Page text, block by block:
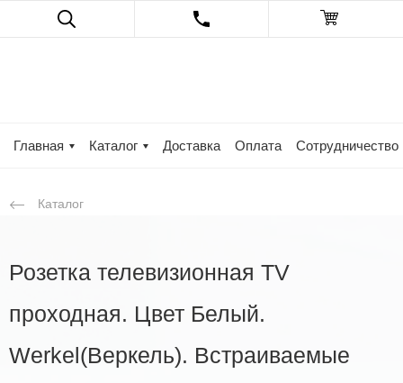
Главная Каталог Доставка Оплата Сотрудничество
Каталог
Розетка телевизионная TV
проходная. Цвет Белый.
Werkel(Веркель). Встраиваемые